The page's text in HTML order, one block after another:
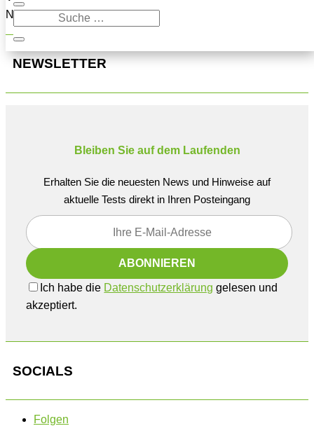
Navigation oben, um den Beitrag zu finden.
NEWSLETTER
Bleiben Sie auf dem Laufenden
Erhalten Sie die neuesten News und Hinweise auf
aktuelle Tests direkt in Ihren Posteingang
Ich habe die Datenschutzerklärung gelesen und
akzeptiert.
SOCIALS
Folgen